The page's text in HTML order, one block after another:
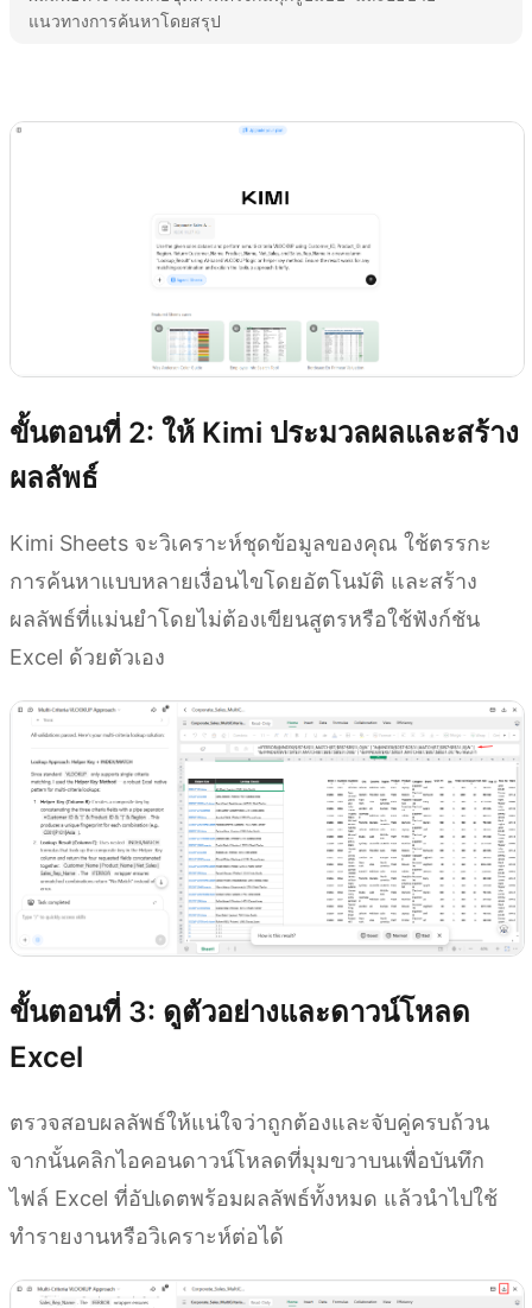
แนวทางการค้นหาโดยสรุป
ขั้นตอนที่ 2: ให้ Kimi ประมวลผลและสร้าง
ผลลัพธ์
Kimi Sheets จะวิเคราะห์ชุดข้อมูลของคุณ ใช้ตรรกะ
การค้นหาแบบหลายเงื่อนไขโดยอัตโนมัติ และสร้าง
ผลลัพธ์ที่แม่นยำโดยไม่ต้องเขียนสูตรหรือใช้ฟังก์ชัน
Excel ด้วยตัวเอง
ขั้นตอนที่ 3: ดูตัวอย่างและดาวน์โหลด
Excel
ตรวจสอบผลลัพธ์ให้แน่ใจว่าถูกต้องและจับคู่ครบถ้วน
จากนั้นคลิกไอคอนดาวน์โหลดที่มุมขวาบนเพื่อบันทึก
ไฟล์ Excel ที่อัปเดตพร้อมผลลัพธ์ทั้งหมด แล้วนำไปใช้
ทำรายงานหรือวิเคราะห์ต่อได้